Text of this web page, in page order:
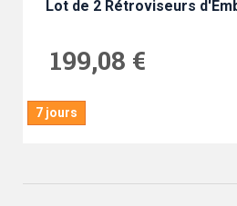
Lot de 2 Rétroviseurs
199,08 €
7 jours